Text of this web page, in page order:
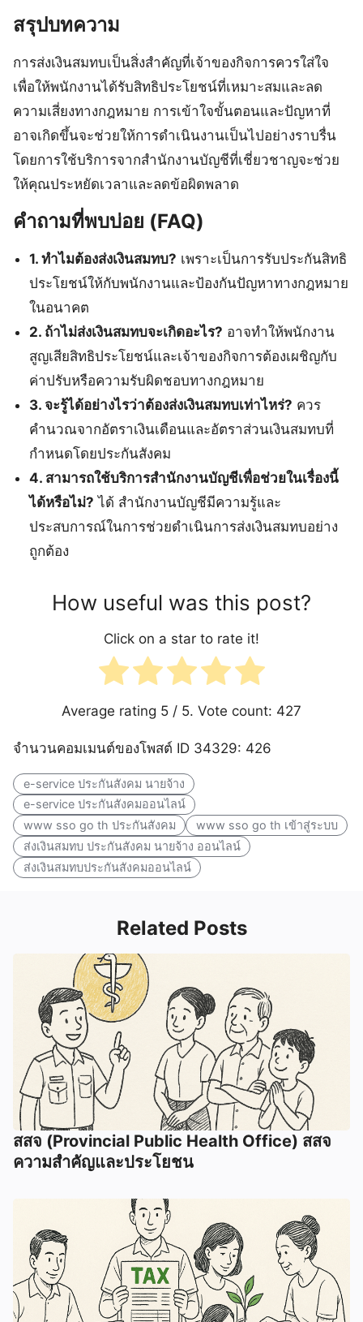
สรุปบทความ
การส่งเงินสมทบเป็นสิ่งสำคัญที่เจ้าของกิจการควรใส่ใจ
เพื่อให้พนักงานได้รับสิทธิประโยชน์ที่เหมาะสมและลด
ความเสี่ยงทางกฎหมาย การเข้าใจขั้นตอนและปัญหาที่
อาจเกิดขึ้นจะช่วยให้การดำเนินงานเป็นไปอย่างราบรื่น
โดยการใช้บริการจากสำนักงานบัญชีที่เชี่ยวชาญจะช่วย
ให้คุณประหยัดเวลาและลดข้อผิดพลาด
คำถามที่พบบ่อย (FAQ)
1. ทำไมต้องส่งเงินสมทบ? เพราะเป็นการรับประกันสิทธิ
ประโยชน์ให้กับพนักงานและป้องกันปัญหาทางกฎหมาย
ในอนาคต
2. ถ้าไม่ส่งเงินสมทบจะเกิดอะไร? อาจทำให้พนักงาน
สูญเสียสิทธิประโยชน์และเจ้าของกิจการต้องเผชิญกับ
ค่าปรับหรือความรับผิดชอบทางกฎหมาย
3. จะรู้ได้อย่างไรว่าต้องส่งเงินสมทบเท่าไหร่? ควร
คำนวณจากอัตราเงินเดือนและอัตราส่วนเงินสมทบที่
กำหนดโดยประกันสังคม
4. สามารถใช้บริการสำนักงานบัญชีเพื่อช่วยในเรื่องนี้
ได้หรือไม่? ได้ สำนักงานบัญชีมีความรู้และ
ประสบการณ์ในการช่วยดำเนินการส่งเงินสมทบอย่าง
ถูกต้อง
How useful was this post?
Click on a star to rate it!
Average rating 5 / 5. Vote count: 427
จำนวนคอมเมนต์ของโพสต์ ID 34329: 426
e-service ประกันสังคม นายจ้าง
e-service ประกันสังคมออนไลน์
www sso go th ประกันสังคม
www sso go th เข้าสู่ระบบ
ส่งเงินสมทบ ประกันสังคม นายจ้าง ออนไลน์
ส่งเงินสมทบประกันสังคมออนไลน์
Related Posts
สสจ (Provincial Public Health Office) สสจ
ความสำคัญและประโยชน